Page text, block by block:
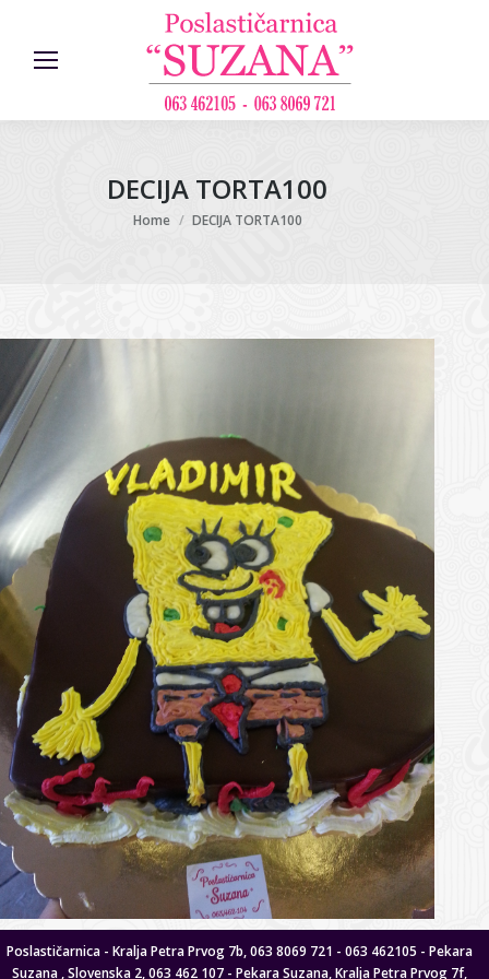
DECIJA TORTA100
You are here:
Home DECIJA TORTA100
Poslastičarnica - Kralja Petra Prvog 7b, 063 8069 721 - 063 462105 - Pekara
Suzana , Slovenska 2, 063 462 107 - Pekara Suzana, Kralja Petra Prvog 7f,